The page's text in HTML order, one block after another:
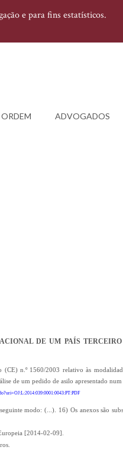
e para fins estatísticos.
ORDEM ADVOGADOS
DE UM PAÍS
(CE) n.º 1560/2003 relativo às
de um pedido de asilo apresentado
modo: (...). 16) Os anexos são
[2014-02-09].